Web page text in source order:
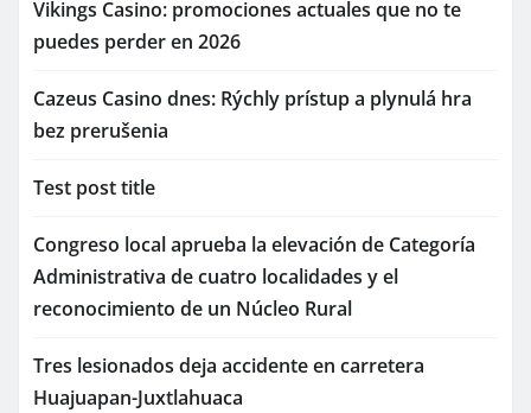
Vikings Casino: promociones actuales que no te
puedes perder en 2026
Cazeus Casino dnes: Rýchly prístup a plynulá hra
bez prerušenia
Test post title
Congreso local aprueba la elevación de Categoría
Administrativa de cuatro localidades y el
reconocimiento de un Núcleo Rural
Tres lesionados deja accidente en carretera
Huajuapan-Juxtlahuaca